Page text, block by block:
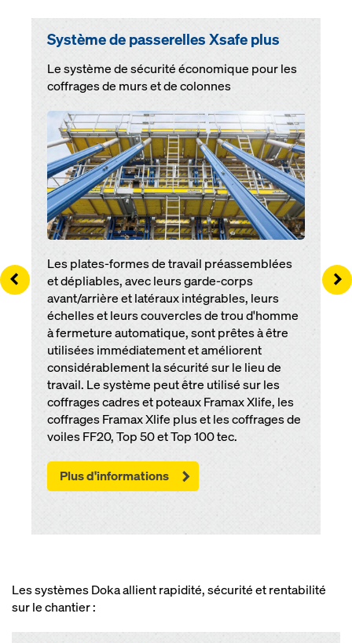
Système de passerelles Xsafe plus
Le système de sécurité économique pour les
coffrages de murs et de colonnes
Open
Les plates-formes de travail préassemblées
et dépliables, avec leurs garde-corps
avant/arrière et latéraux intégrables, leurs
échelles et leurs couvercles de trou d'homme
à fermeture automatique, sont prêtes à être
utilisées immédiatement et améliorent
considérablement la sécurité sur le lieu de
travail. Le système peut être utilisé sur les
coffrages cadres et poteaux Framax Xlife, les
coffrages Framax Xlife plus et les coffrages de
voiles FF20, Top 50 et Top 100 tec.
Plus d'informations
Left
Les systèmes Doka allient rapidité, sécurité et rentabilité
sur le chantier :